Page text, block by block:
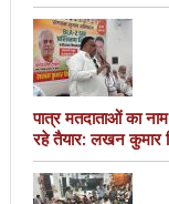
पात्र मतदाताओं का
रहे तैयार: लखन कुमार